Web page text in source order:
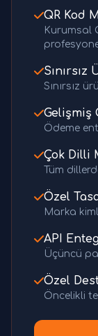
QR Kod
Kurumsal
Sınırsız
Sınırsız
Gelişmiş
Ödeme
Çok Dilli
Tüm
Özel
Marka
API
Üçüncü
Özel
Öncelikli